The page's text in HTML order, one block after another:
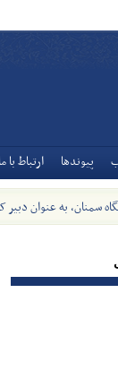
پیوندها ارتباط با ما
به عنوان دبیر